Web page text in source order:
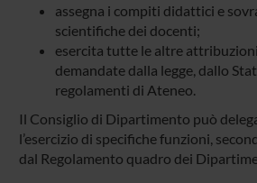
assegna i compiti didattici e
scientifiche dei docenti;
esercita tutte le altre
demandate dalla legge, dallo
regolamenti di Ateneo.
Il Consiglio di Dipartimento può
l’esercizio di specifiche funzioni,
dal Regolamento quadro dei